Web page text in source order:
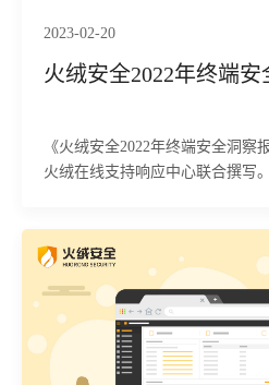
2023-02-20
火绒安全2022年终端安
《火绒安全2022年终端安全洞察
火绒在线支持响应中心联合撰写